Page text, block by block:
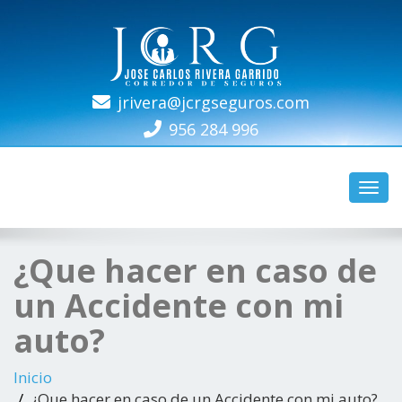
REG. SBS N-4686jrivera@jcrgseguros.com
956 284 996
¿Que hacer en caso de
un Accidente con mi
auto?
Inicio